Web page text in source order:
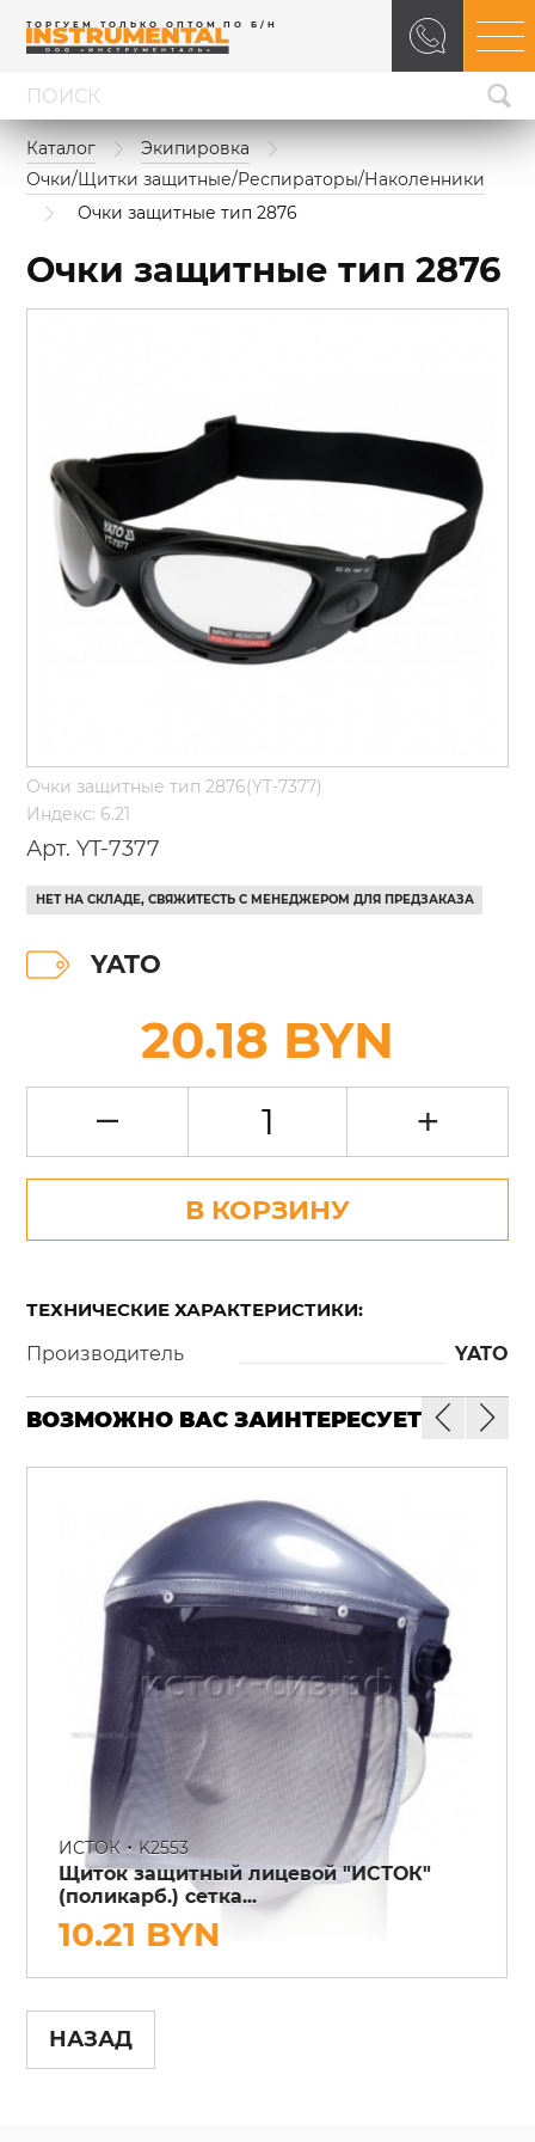
ТОРГУЕМ ТОЛЬКО ОПТОМ ПО Б/Н
Каталог
Экипировка
Очки/Щитки защитные/Респираторы/Наколенники
Очки защитные тип 2876
Очки защитные тип 2876
Очки защитные тип 2876(YT-7377)
Индекс: 6.21
Арт. YT-7377
НЕТ НА СКЛАДЕ, СВЯЖИТЕСТЬ С МЕНЕДЖЕРОМ ДЛЯ ПРЕДЗАКАЗА
YATO
20.18 BYN
+
–
В КОРЗИНУ
ТЕХНИЧЕСКИЕ ХАРАКТЕРИСТИКИ:
Производитель YATO
ВОЗМОЖНО ВАС ЗАИНТЕРЕСУЕТ
ИСТОК•K2553
Щиток защитный лицевой "ИСТОК"
(поликарб.) сетка...
10.21 BYN
НАЗАД